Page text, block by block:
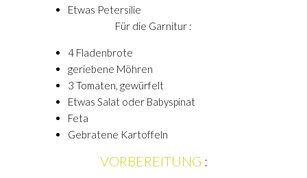
Etwas Petersilie
Für die Garnitur :
4 Fladenbrote
geriebene Möhren
3 Tomaten, gewürfelt
Etwas Salat oder Babyspinat
Feta
Gebratene Kartoffeln
VORBEREITUNG :